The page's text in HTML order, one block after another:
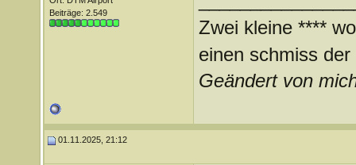
Beiträge: 2.549
Zwei kleine ****
einen schmiss
Geändert von
01.11.2025, 21:12